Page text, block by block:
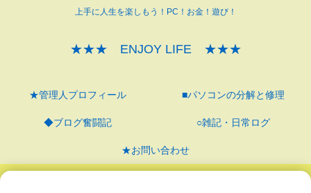
上手に人生を楽しもう！PC！お金！遊び！
★★★ ENJOY LIFE ★★★
★管理人プロフィール ■パソコンの分解と修理
◆ブログ奮闘記 ○雑記・日常ログ
★お問い合わせ